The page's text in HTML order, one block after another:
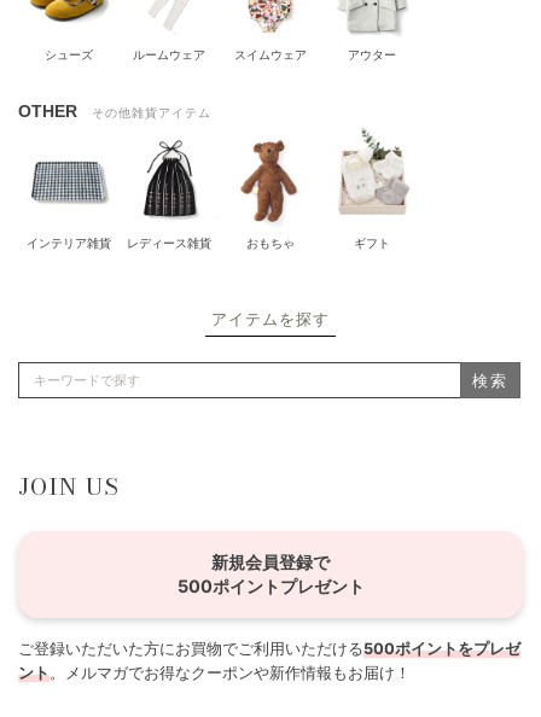
シューズ ルームウェア スイムウェア アウター
OTHER その他雑貨アイテム
インテリア雑貨 レディース雑貨 おもちゃ ギフト
アイテムを探す
検索
JOIN US
新規会員登録で
500ポイントプレゼント
ご登録いただいた方にお買物でご利用いただける500ポイントをプレゼ
ント。メルマガでお得なクーポンや新作情報もお届け！